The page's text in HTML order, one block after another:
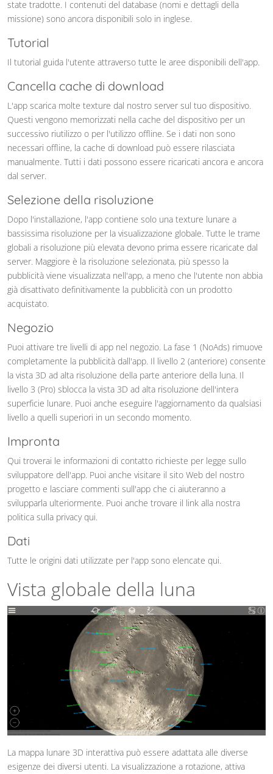
state tradotte. I contenuti del database (nomi e dettagli della
missione) sono ancora disponibili solo in inglese.
Tutorial
Il tutorial guida l'utente attraverso tutte le aree disponibili dell'app.
Cancella cache di download
L'app scarica molte texture dal nostro server sul tuo dispositivo.
Questi vengono memorizzati nella cache del dispositivo per un
successivo riutilizzo o per l'utilizzo offline. Se i dati non sono
necessari offline, la cache di download può essere rilasciata
manualmente. Tutti i dati possono essere ricaricati ancora e ancora
dal server.
Selezione della risoluzione
Dopo l'installazione, l'app contiene solo una texture lunare a
bassissima risoluzione per la visualizzazione globale. Tutte le trame
globali a risoluzione più elevata devono prima essere ricaricate dal
server. Maggiore è la risoluzione selezionata, più spesso la
pubblicità viene visualizzata nell'app, a meno che l'utente non abbia
già disattivato definitivamente la pubblicità con un prodotto
acquistato.
Negozio
Puoi attivare tre livelli di app nel negozio. La fase 1 (NoAds) rimuove
completamente la pubblicità dall'app. Il livello 2 (anteriore) consente
la vista 3D ad alta risoluzione della parte anteriore della luna. Il
livello 3 (Pro) sblocca la vista 3D ad alta risoluzione dell'intera
superficie lunare. Puoi anche eseguire l'aggiornamento da qualsiasi
livello a quelli superiori in un secondo momento.
Impronta
Qui troverai le informazioni di contatto richieste per legge sullo
sviluppatore dell'app. Puoi anche visitare il sito Web del nostro
progetto e lasciare commenti sull'app che ci aiuteranno a
svilupparla ulteriormente. Puoi anche trovare il link alla nostra
politica sulla privacy qui.
Dati
Tutte le origini dati utilizzate per l'app sono elencate qui.
Vista globale della luna
La mappa lunare 3D interattiva può essere adattata alle diverse
esigenze dei diversi utenti. La visualizzazione a rotazione, attiva